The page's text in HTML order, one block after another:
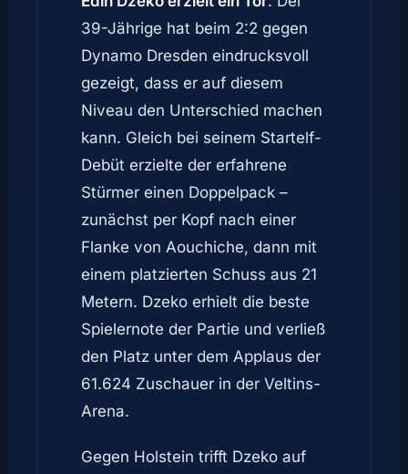
39-Jährige hat beim 2:2 gegen
Dynamo Dresden eindrucksvoll
gezeigt, dass er auf diesem
Niveau den Unterschied machen
kann. Gleich bei seinem Startelf-
Debüt erzielte der erfahrene
Stürmer einen Doppelpack –
zunächst per Kopf nach einer
Flanke von Aouchiche, dann mit
einem platzierten Schuss aus 21
Metern. Dzeko erhielt die beste
Spielernote der Partie und verließ
den Platz unter dem Applaus der
61.624 Zuschauer in der Veltins-
Arena.
Gegen Holstein trifft Dzeko auf